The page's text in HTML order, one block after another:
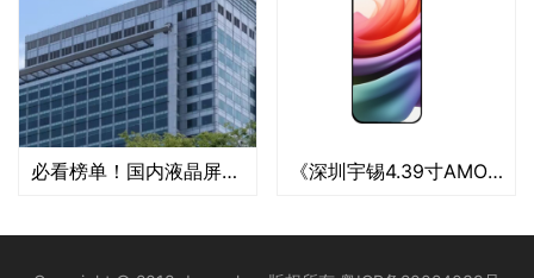
必看榜单！国内液晶屏厂家排名前十名 一览表 《深圳宇锡4.39寸AMOLED568*1210高分辨率模组顺利猎装》